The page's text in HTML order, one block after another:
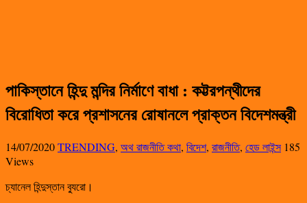
পাকিস্তানে হিন্দু মন্দির নির্মাণে বাধা : কট্টরপন্থীদের
বিরোধিতা করে প্রশাসনের রোষানলে প্রাক্তন বিদেশমন্ত্রী
14/07/2020TRENDING, অথ রাজনীতি কথা, বিদেশ, রাজনীতি, হেড লাইন্স 185
Views
চ্যানেল হিন্দুস্তান ব্যুরো।